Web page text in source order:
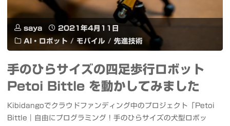
パ
全
イ
Bittle
を
ロ
ラ
saya
2021年4月11日
AI・ロボット / モバイル / 先進技術
手のひらサイズの四足歩行ロボット
Petoi Bittle を動かしてみました
Kibidangoでクラウドファンディング中のプロジェクト「Petoi
Bittle｜自由にプログラミング！手のひらサイズの犬型ロボッ